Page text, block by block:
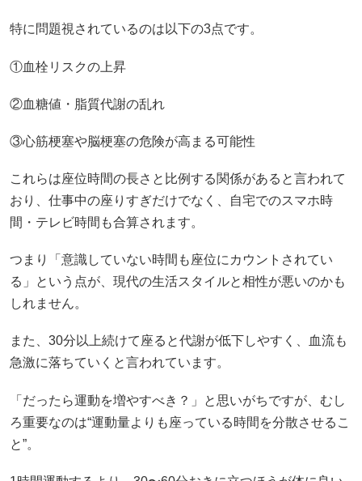
特に問題視されているのは以下の3点です。
①血栓リスクの上昇
②血糖値・脂質代謝の乱れ
③心筋梗塞や脳梗塞の危険が高まる可能性
これらは座位時間の長さと比例する関係があると言われて
おり、仕事中の座りすぎだけでなく、自宅でのスマホ時
間・テレビ時間も合算されます。
つまり「意識していない時間も座位にカウントされてい
る」という点が、現代の生活スタイルと相性が悪いのかも
しれません。
また、30分以上続けて座ると代謝が低下しやすく、血流も
急激に落ちていくと言われています。
「だったら運動を増やすべき？」と思いがちですが、むし
ろ重要なのは“運動量よりも座っている時間を分散させるこ
と”。